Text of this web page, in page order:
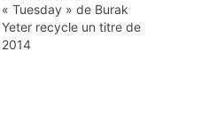
« Tuesday » de Burak
Yeter recycle un titre de
2014